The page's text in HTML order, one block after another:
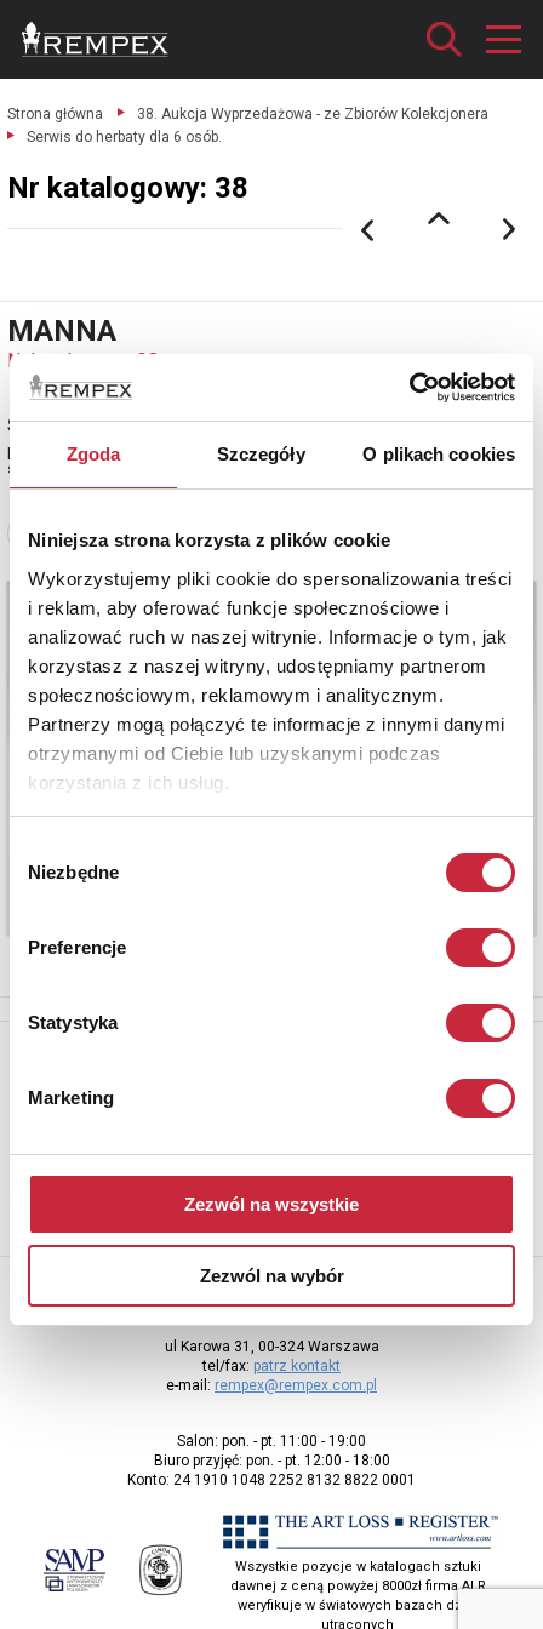
Zgoda Szczegóły O plikach cookies
Niniejsza strona korzysta z plików cookie
Wykorzystujemy pliki cookie do spersonalizowania treści
i reklam, aby oferować funkcje społecznościowe i
analizować ruch w naszej witrynie. Informacje o tym, jak
korzystasz z naszej witryny, udostępniamy partnerom
społecznościowym, reklamowym i analitycznym.
Partnerzy mogą połączyć te informacje z innymi danymi
otrzymanymi od Ciebie lub uzyskanymi podczas
korzystania z ich usług.
zgody
Niezbędne
Preferencje
Statystyka
Marketing
Zezwól na wszystkie
Zezwól na wybór
Strona główna
38. Aukcja Wyprzedażowa - ze Zbiorów Kolekcjonera
Serwis do herbaty dla 6 osób.
Nr katalogowy: 38
MANNA
Nr katalogowy: 38
Serwis do herbaty dla 6 osób
porcelana malowana naszkliwnie, złocenie; dzbanuszek z ceramicznym
sitkiem na susz herbaciany...
Zobacz pełne informacje
Aby otrzymywać informacje o nowych aukcjach, prosimy podać
Rempex Sp. z o.o
ul Karowa 31, 00-324 Warszawa
tel/fax: patrz kontakt
e-mail: rempex@rempex.com.pl
Salon: pon. - pt. 11:00 - 19:00
Biuro przyjęć: pon. - pt. 12:00 - 18:00
Konto: 24 1910 1048 2252 8132 8822 0001
Wszystkie pozycje w katalogach sztuki
dawnej z ceną powyżej 8000zł firma ALR
weryfikuje w światowych bazach dzieł
utraconych